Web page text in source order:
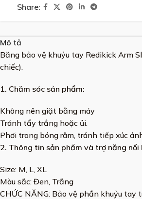
Share:
Mô tả
Băng bảo vệ khuỷu tay Redikick Arm
chiếc).
1. Chăm sóc sản phẩm:
Không nên giặt bằng máy
Tránh tẩy trắng hoặc ủi.
Phơi trong bóng râm, tránh tiếp xúc
2. Thông tin sản phẩm và trợ năng nổi
Size: M, L, XL
Màu sắc: Đen, Trắng
CHỨC NĂNG: Bảo vệ phần khuỷu tay